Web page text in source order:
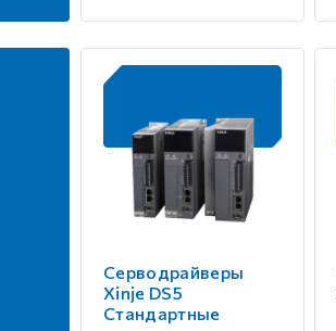
Серводрайверы
Xinje DS5
Стандартные